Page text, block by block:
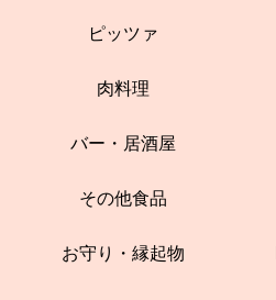
ピッツァ
肉料理
バー・居酒屋
その他食品
お守り・縁起物